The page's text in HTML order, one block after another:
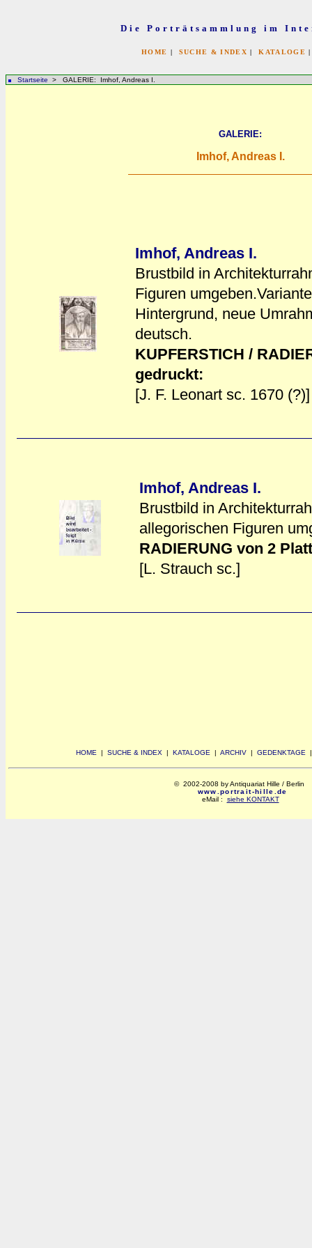
Die Porträtsammlung im
HOME | SUCHE & INDEX |KATALOGE
Startseite > GALERIE: Imhof, Andreas I.
GALERIE:
Imhof, Andreas I.
Imhof, Andreas I.
Brustbild in
Figuren
Hintergrund, neue
deutsch.
KUPFERSTICH /
gedruckt:
[J. F. Leonart sc. 1670 (?)]
Imhof, Andreas I.
Brustbild in
allegorischen Figuren
RADIERUNG von 2
[L. Strauch sc.]
HOME | SUCHE & INDEX | KATALOGE | ARCHIV | GEDENKTAGE
© 2002-2008 by Antiquariat Hille / Berlin
www.portrait-hille.de
eMail : siehe KONTAKT